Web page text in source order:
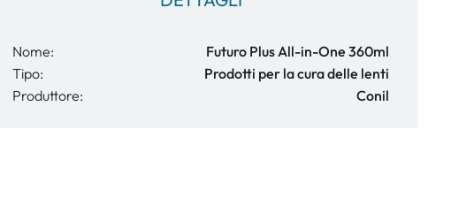
Nome:
Futuro Plus All-in-One 360ml
Tipo:
Prodotti per la cura delle lenti
Produttore:
Conil